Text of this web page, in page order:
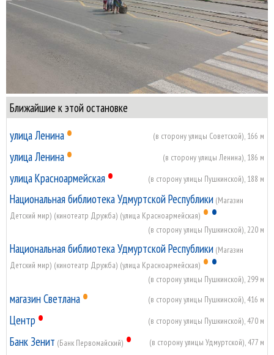
Ближайшие к этой остановке
улица Ленина • (в сторону улицы Советской), 166 м
улица Ленина • (в сторону улицы Ленина), 186 м
улица Красноармейская • (в сторону улицы Пушкинской), 188 м
Национальная библиотека Удмуртской Республики (Магазин
Детский мир) (кинотеатр Дружба) (улица Красноармейская) ••
(в сторону улицы Пушкинской), 220 м
Национальная библиотека Удмуртской Республики (Магазин
Детский мир) (кинотеатр Дружба) (улица Красноармейская) ••
(в сторону улицы Пушкинской), 299 м
магазин Светлана • (в сторону улицы Пушкинской), 416 м
Центр • (в сторону улицы Пушкинской), 470 м
Банк Зенит (Банк Первомайский) • (в сторону улицы Удмуртской), 477 м